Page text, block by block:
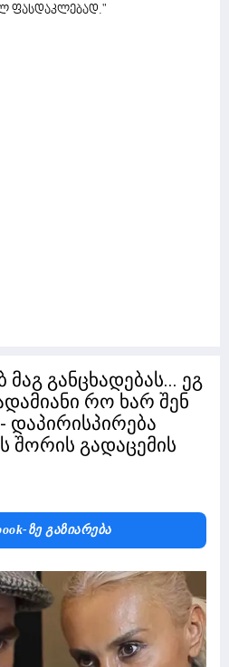
ფასდაკლებად."
განცხადებას... ეგ
რო ხარ შენ
დაპირისპირება
შორის გადაცემის
Ზე Გაზიარება